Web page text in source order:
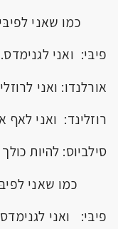
כמו שאני
פיבּי: ואני לגנימדס.
אורלנדו: ואני
רוזלינד: ואני לאף
סילביוס: להיות
כמו שאני
פיבּי: ואני